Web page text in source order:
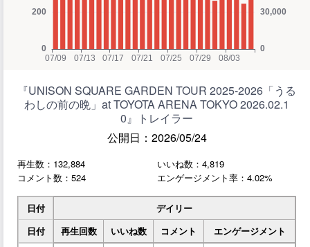
『UNISON SQUARE GARDEN TOUR 2025-2026「うる
わしの前の晩」at TOYOTA ARENA TOKYO 2026.02.1
0』トレイラー
公開日：2026/05/24
再生数：132,884
いいね数：4,819
コメント数：524
エンゲージメント率：4.02%
日付
デイリー
日付
再生回数 いいね数 コメント
エンゲージメント